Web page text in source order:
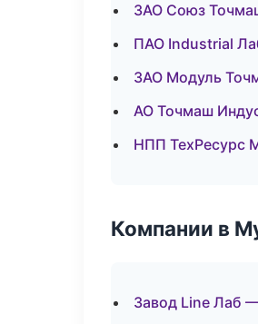
ЗАО Союз
ПАО Industrial
ЗАО Модуль
АО Точмаш
НПП ТехРесурс
Компании в
Завод Line Лаб